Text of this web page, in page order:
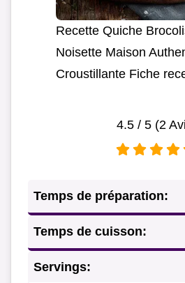
Recette Quiche
Noisette Maison
Croustillante Fiche
4.5/ 5 (2
Temps de préparation:
Temps de cuisson:
Servings: